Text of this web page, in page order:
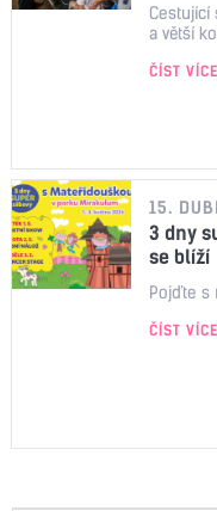
a větší
ČÍST VÍCE
15.
3 dny
se blíží
Pojďte s
ČÍST VÍCE